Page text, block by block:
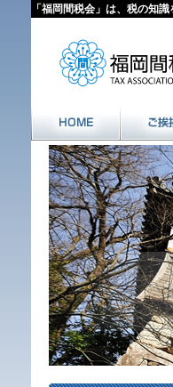
「福岡間税会」は、税の知